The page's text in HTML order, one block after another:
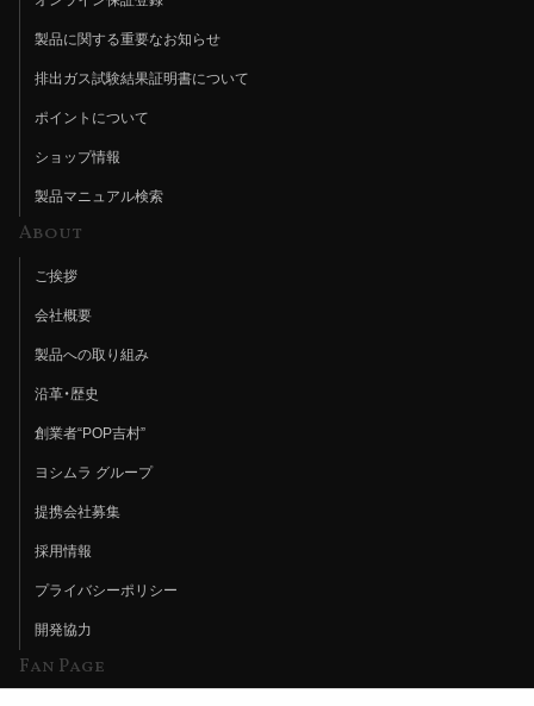
製品に関する重要なお知らせ
排出ガス試験結果証明書について
ポイントについて
ショップ情報
製品マニュアル検索
About
ご挨拶
会社概要
製品への取り組み
沿革・歴史
創業者“POP吉村”
ヨシムラ グループ
提携会社募集
採用情報
プライバシーポリシー
開発協力
Fan Page